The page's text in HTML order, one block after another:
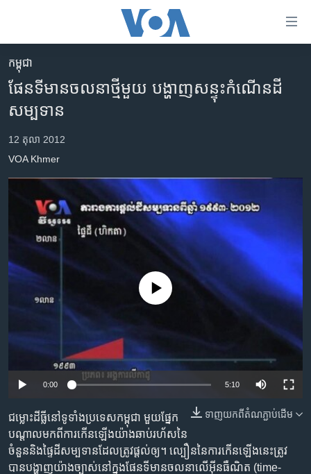
គេហទំព័រ​
ទាក់ទង
រំលង​
និង​
ទៅ​​
ទំព័រ​
ព័ត៌មាន​​
ចូល​
ទៅ​
រំលង​
កាន់​
ទំព័រ​
ស្វែង​
រក
កម្ពុជា
អន្តរជាតិ
អាមេរិក
ចិន
កម្ពុជាច្នៃប្រតិដ្ឋ
ព្រឹត្តិការណ៍ព័ត៌មាន
ទូរទស្សន៍ / វីដេអូ​
វិទ្យុ / ផតខាសថ៍
កម្មវិធីទាំងអស់
Khmer English
បណ្តាញ​សង្គម
ភាសា
កម្ពុជា
ផែនទី​មាន​ចលនា​ថ្មី​មួយ បង្ហាញ​សន្ទុះ​កំណើន​ដី​
សម្បទាន
12 តុលា 2012
VOA Khmer
No media source currently available
0:00 5:10
ទាញ​យក​ពី​តំណភ្ជាប់​ដើម
ជម្លោះ​ដីធ្លី​នៅ​ទូទាំង​ប្រទេស​កម្ពុជា​ មួយ​ផ្នែក​
បណ្តាល​មក​ពី​ការ​កើន​ឡើង​យ៉ាង​ឆាប់​រហ័ស​នៃ​
ចំនួន​និង​ផ្ទៃ​ដី​សម្បទាន​ដែល​ត្រូវ​ផ្តល់​ឲ្យ។ ល្បឿន​នៃ​ការ​កើន​ឡើង​នេះ​ត្រូវ​
បាន​បង្ហាញ​យ៉ាង​ច្បាស់​នៅ​ក្នុង​ផែនទី​មាន​ចលនា​លើ​អ៊ីនធឺណិត​ (time-